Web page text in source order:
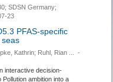
SDSN Germany;
23
PFAS-specific
Kathrin; Ruhl, Rian ...
-
interactive decision-
ambition into a